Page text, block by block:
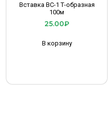
Вставка ВС-1 Т-образная
100м
25.00₽
В корзину